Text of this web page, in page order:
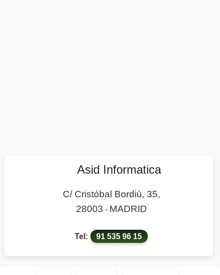
Asid Informatica
C/ Cristóbal Bordiú, 35,
28003 - MADRID
Tel: 91 535 96 15